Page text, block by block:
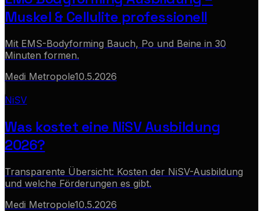
Muskel & Cellulite professionell
Mit EMS-Bodyforming Bauch, Po und Beine in 30
Minuten formen.
Medi Metropole10.5.2026
NiSV
Was kostet eine NiSV Ausbildung
2026?
Transparente Übersicht: Kosten der NiSV-Ausbildung
und welche Förderungen es gibt.
Medi Metropole10.5.2026